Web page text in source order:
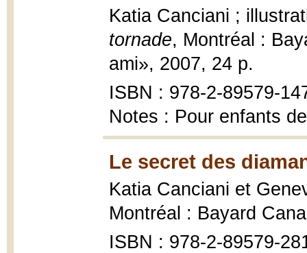
Katia Canciani ;
tornade, Montréal :
ami», 2007, 24 p.
ISBN : 978-2-89579-
Notes : Pour enfants
Le secret des
Katia Canciani et
Montréal : Bayard
ISBN : 978-2-89579-